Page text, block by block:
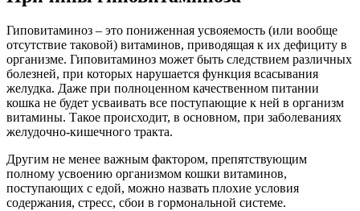
Гиповитаминоз – это пониженная усвояемость (или вообще
отсутствие таковой) витаминов, приводящая к их дефициту в
организме. Гиповитаминоз может быть следствием различных
болезней, при которых нарушается функция всасывания
желудка. Даже при полноценном качественном питании
кошка не будет усваивать все поступающие к ней в организм
витамины. Такое происходит, в основном, при заболеваниях
желудочно-кишечного тракта.
Другим не менее важным фактором, препятствующим
полному усвоению организмом кошки витаминов,
поступающих с едой, можно назвать плохие условия
содержания, стресс, сбои в гормональной системе.